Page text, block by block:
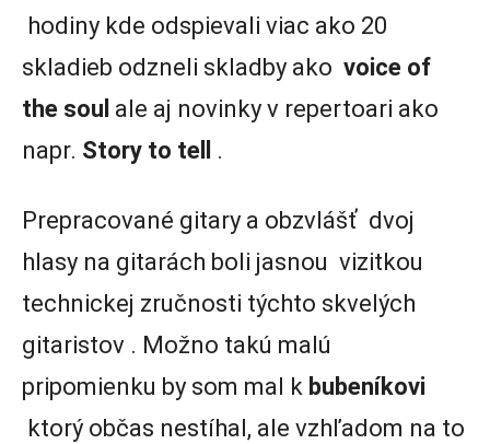
hodiny kde odspievali viac ako 20
skladieb odzneli skladby ako voice of
the soul ale aj novinky v repertoari ako
napr. Story to tell .
Prepracované gitary a obzvlášť dvoj
hlasy na gitarách boli jasnou vizitkou
technickej zručnosti týchto skvelých
gitaristov . Možno takú malú
pripomienku by som mal k bubeníkovi
ktorý občas nestíhal, ale vzhľadom na to